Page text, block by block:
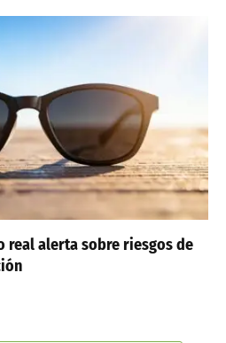
real alerta sobre riesgos de